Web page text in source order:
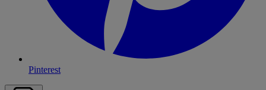
Pinterest